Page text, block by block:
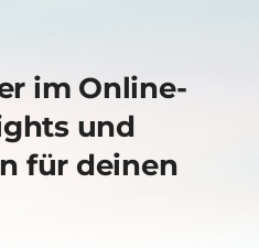
im Online-
und
für deinen